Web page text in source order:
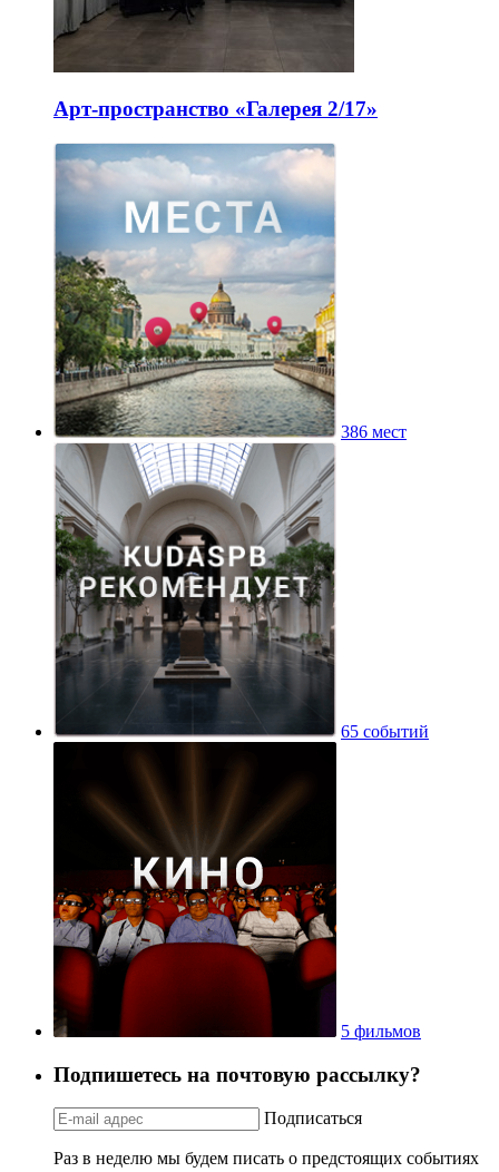
Арт-пространство «Галерея 2/17»
386 мест
65 событий
5 фильмов
Подпишетесь на почтовую рассылку?
Подписаться
Раз в неделю мы будем писать о предстоящих событиях